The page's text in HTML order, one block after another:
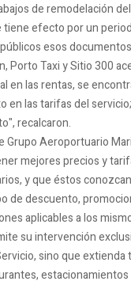
de remodelación
tiene efecto por un
esos
Porto Taxi y Sitio 300
en las rentas, se
en las tarifas del
recalcaron.
Grupo Aeroportuario
mejores precios y
y que éstos
de descuento,
aplicables a los
su intervención
sino que extienda